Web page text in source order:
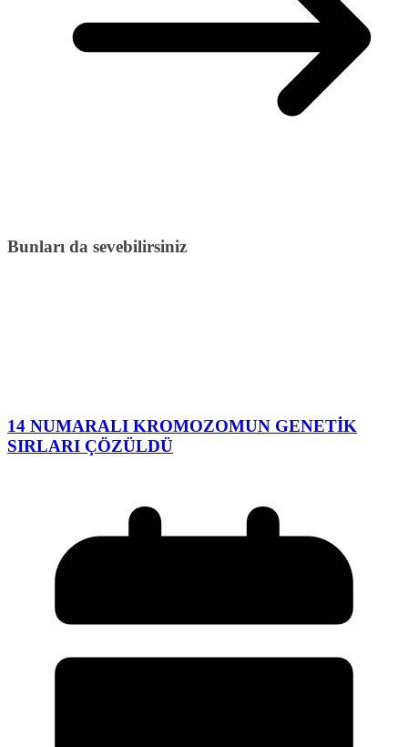
Bunları da sevebilirsiniz
14 NUMARALI KROMOZOMUN GENETİK
SIRLARI ÇÖZÜLDÜ